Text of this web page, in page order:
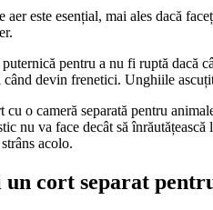
este esențial, mai ales dacă
pentru a nu fi ruptă dacă
devin frenetici. Unghiile
cu o cameră separată pentru
nu va face decât să
acolo.
cort separat